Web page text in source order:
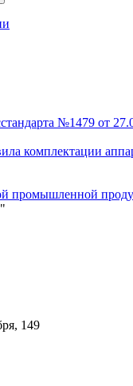
№1479 от
комплектации
промышленной
149